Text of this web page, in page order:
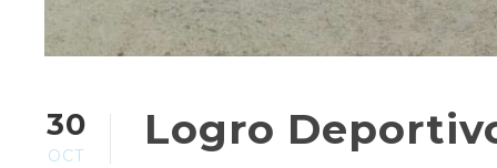
30
OCT
Logro